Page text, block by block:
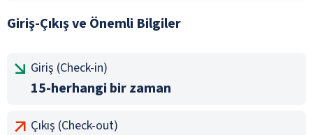
Giriş-Çıkış ve Önemli Bilgiler
Giriş (Check-in)
15-herhangi bir zaman
Çıkış (Check-out)